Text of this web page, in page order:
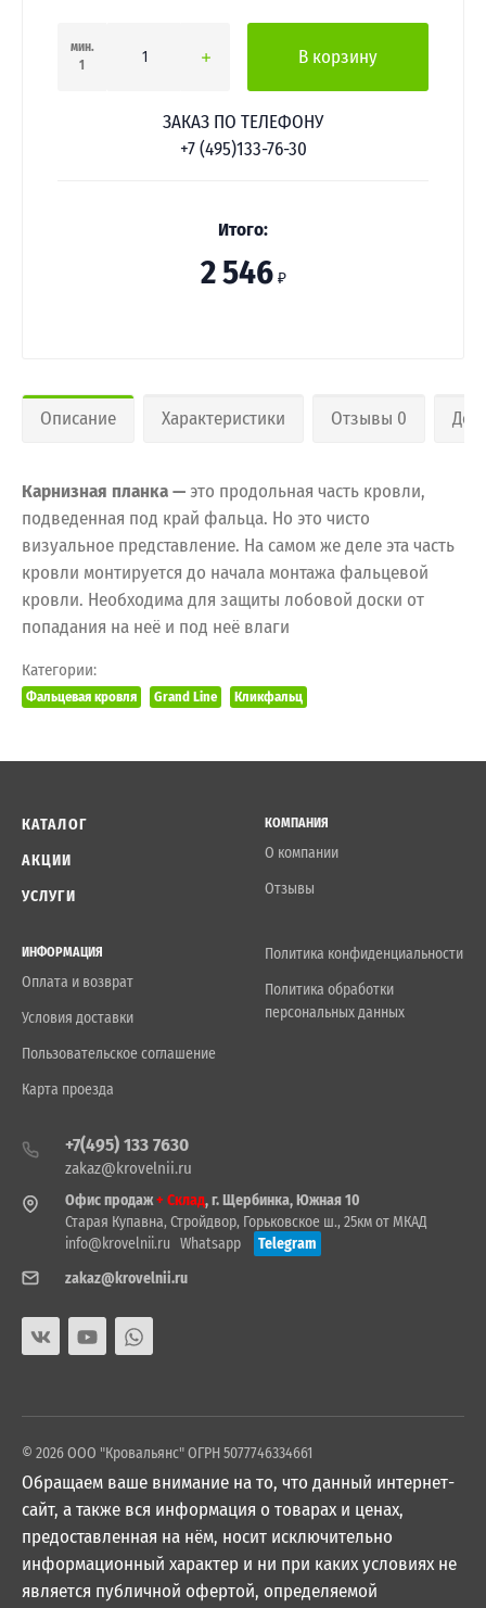
мин.
1
В корзину
ЗАКАЗ ПО ТЕЛЕФОНУ
+7 (495)133-76-30
Итого:
2 546 ₽
Описание Характеристики Отзывы 0
Карнизная планка — это продольная часть кровли,
подведенная под край фальца. Но это чисто
визуальное представление. На самом же деле эта часть
кровли монтируется до начала монтажа фальцевой
кровли. Необходима для защиты лобовой доски от
попадания на неё и под неё влаги
Категории:
Фальцевая кровля Grand Line Кликфальц
КАТАЛОГ
АКЦИИ
УСЛУГИ
КОМПАНИЯ
О компании
Отзывы
ИНФОРМАЦИЯ
Оплата и возврат
Условия доставки
Пользовательское соглашение
Карта проезда
Политика конфиденциальности
Политика обработки
персональных данных
+7(495) 133 7630
zakaz@krovelnii.ru
Офис продаж+ Склад, г. Щербинка, Южная 10
Старая Купавна, Стройдвор, Горьковское ш., 25км от МКАД
info@krovelnii.ru Whatsapp
Telegram
zakaz@krovelnii.ru
© 2026 ООО "Кровальянс" ОГРН 5077746334661
Обращаем ваше внимание на то, что данный интернет-
сайт, а также вся информация о товарах и ценах,
предоставленная на нём, носит исключительно
информационный характер и ни при каких условиях не
является публичной офертой, определяемой